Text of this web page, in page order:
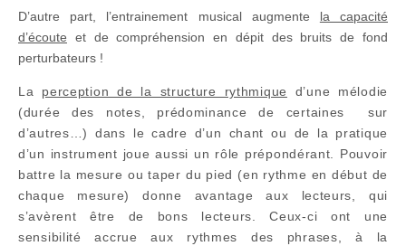
D’autre part, l’entrainement musical augmente la capacité
d’écoute et de compréhension en dépit des bruits de fond
perturbateurs !
La perception de la structure rythmique
d’une mélodie
(durée des notes, prédominance de certaines sur
d’autres…) dans le cadre d’un chant ou de la pratique
d’un instrument joue aussi un rôle prépondérant. Pouvoir
battre la mesure ou taper du pied (en rythme en début de
chaque mesure) donne avantage aux lecteurs, qui
s’avèrent être de bons lecteurs. Ceux-ci ont une
sensibilité accrue aux rythmes des phrases, à la